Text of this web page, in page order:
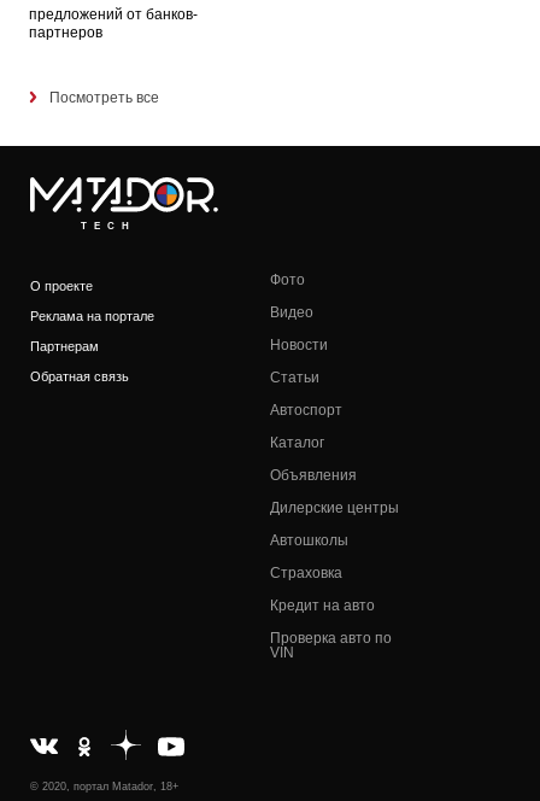
предложений от банков-
партнеров
Посмотреть все
TECH
О проекте
Реклама на портале
Партнерам
Обратная связь
Фото
Видео
Новости
Статьи
Автоспорт
Каталог
Объявления
Дилерские центры
Автошколы
Страховка
Кредит на авто
Проверка авто по
VIN
© 2020, портал Matador, 18+